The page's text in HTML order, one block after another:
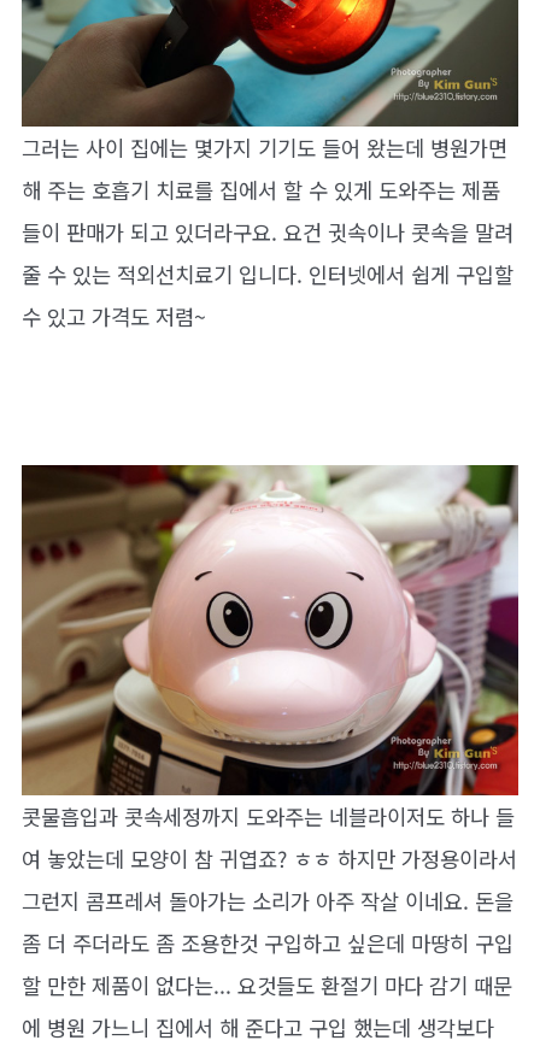
그러는 사이 집에는 몇가지 기기도 들어 왔는데 병원가면
해 주는 호흡기 치료를 집에서 할 수 있게 도와주는 제품
들이 판매가 되고 있더라구요. 요건 귓속이나 콧속을 말려
줄 수 있는 적외선치료기 입니다. 인터넷에서 쉽게 구입할
수 있고 가격도 저렴~
콧물흡입과 콧속세정까지 도와주는 네블라이저도 하나 들
여 놓았는데 모양이 참 귀엽죠? ㅎㅎ 하지만 가정용이라서
그런지 콤프레셔 돌아가는 소리가 아주 작살 이네요. 돈을
좀 더 주더라도 좀 조용한것 구입하고 싶은데 마땅히 구입
할 만한 제품이 없다는... 요것들도 환절기 마다 감기 때문
에 병원 가느니 집에서 해 준다고 구입 했는데 생각보다